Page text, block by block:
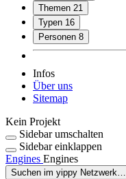
Themen 21
Typen 16
Personen 8
Infos
Über uns
Sitemap
Kein Projekt
Sidebar umschalten
Sidebar einklappen
Engines Engines
Suchen im yippy Netzwerk…